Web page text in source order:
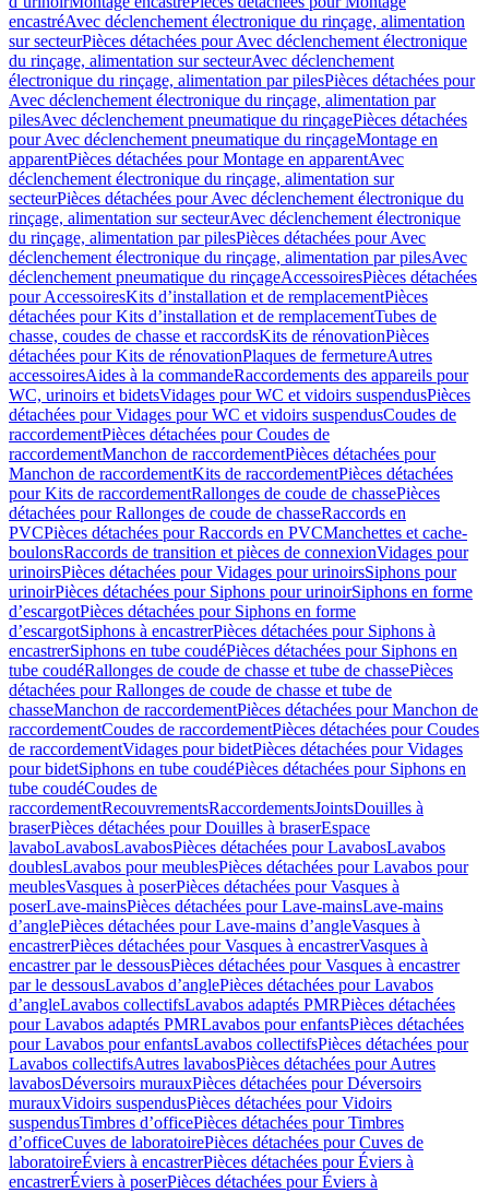
encastréAvec déclenchement électronique du rinçage, alimentation
sur secteurPièces détachées pour Avec déclenchement électronique
du rinçage, alimentation sur secteurAvec déclenchement
électronique du rinçage, alimentation par pilesPièces détachées pour
Avec déclenchement électronique du rinçage, alimentation par
pilesAvec déclenchement pneumatique du rinçagePièces détachées
pour Avec déclenchement pneumatique du rinçageMontage en
apparentPièces détachées pour Montage en apparentAvec
déclenchement électronique du rinçage, alimentation sur
secteurPièces détachées pour Avec déclenchement électronique du
rinçage, alimentation sur secteurAvec déclenchement électronique
du rinçage, alimentation par pilesPièces détachées pour Avec
déclenchement électronique du rinçage, alimentation par pilesAvec
déclenchement pneumatique du rinçageAccessoiresPièces détachées
pour AccessoiresKits d’installation et de remplacementPièces
détachées pour Kits d’installation et de remplacementTubes de
chasse, coudes de chasse et raccordsKits de rénovationPièces
détachées pour Kits de rénovationPlaques de fermetureAutres
accessoiresAides à la commandeRaccordements des appareils pour
WC, urinoirs et bidetsVidages pour WC et vidoirs suspendusPièces
détachées pour Vidages pour WC et vidoirs suspendusCoudes de
raccordementPièces détachées pour Coudes de
raccordementManchon de raccordementPièces détachées pour
Manchon de raccordementKits de raccordementPièces détachées
pour Kits de raccordementRallonges de coude de chassePièces
détachées pour Rallonges de coude de chasseRaccords en
PVCPièces détachées pour Raccords en PVCManchettes et cache-
boulonsRaccords de transition et pièces de connexionVidages pour
urinoirsPièces détachées pour Vidages pour urinoirsSiphons pour
urinoirPièces détachées pour Siphons pour urinoirSiphons en forme
d’escargotPièces détachées pour Siphons en forme
d’escargotSiphons à encastrerPièces détachées pour Siphons à
encastrerSiphons en tube coudéPièces détachées pour Siphons en
tube coudéRallonges de coude de chasse et tube de chassePièces
détachées pour Rallonges de coude de chasse et tube de
chasseManchon de raccordementPièces détachées pour Manchon de
raccordementCoudes de raccordementPièces détachées pour Coudes
de raccordementVidages pour bidetPièces détachées pour Vidages
pour bidetSiphons en tube coudéPièces détachées pour Siphons en
tube coudéCoudes de
raccordementRecouvrementsRaccordementsJointsDouilles à
braserPièces détachées pour Douilles à braserEspace
lavaboLavabosLavabosPièces détachées pour LavabosLavabos
doublesLavabos pour meublesPièces détachées pour Lavabos pour
meublesVasques à poserPièces détachées pour Vasques à
poserLave-mainsPièces détachées pour Lave-mainsLave-mains
d’anglePièces détachées pour Lave-mains d’angleVasques à
encastrerPièces détachées pour Vasques à encastrerVasques à
encastrer par le dessousPièces détachées pour Vasques à encastrer
par le dessousLavabos d’anglePièces détachées pour Lavabos
d’angleLavabos collectifsLavabos adaptés PMRPièces détachées
pour Lavabos adaptés PMRLavabos pour enfantsPièces détachées
pour Lavabos pour enfantsLavabos collectifsPièces détachées pour
Lavabos collectifsAutres lavabosPièces détachées pour Autres
lavabosDéversoirs murauxPièces détachées pour Déversoirs
murauxVidoirs suspendusPièces détachées pour Vidoirs
suspendusTimbres dʼofficePièces détachées pour Timbres
dʼofficeCuves de laboratoirePièces détachées pour Cuves de
laboratoireÉviers à encastrerPièces détachées pour Éviers à
encastrerÉviers à poserPièces détachées pour Éviers à